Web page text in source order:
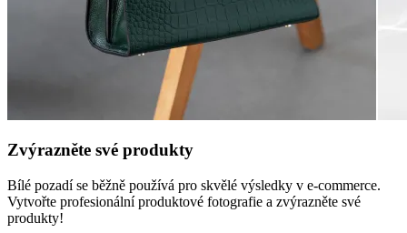
Zvýrazněte své produkty
Bílé pozadí se běžně používá pro skvělé výsledky v e-commerce.
Vytvořte profesionální produktové fotografie a zvýrazněte své
produkty!